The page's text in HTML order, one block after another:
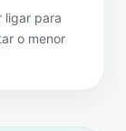
ligar para
o menor